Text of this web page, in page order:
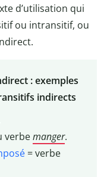
d’utilisation qui
ou intransitif, ou
: exemples
indirects
verbemanger.
= verbe